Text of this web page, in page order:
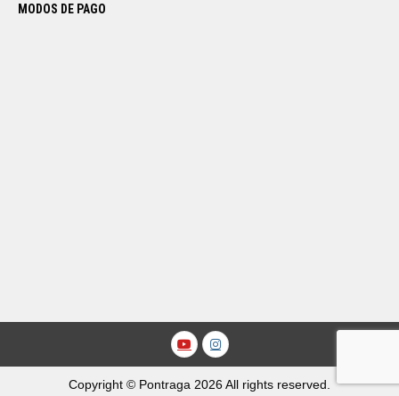
MODOS DE PAGO
Youtube
Instagram
Copyright © Pontraga 2026 All rights reserved.